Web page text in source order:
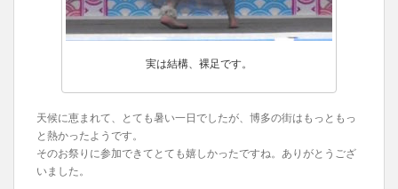
実は結構、裸足です。
天候に恵まれて、とても暑い一日でしたが、博多の街はもっともっ
と熱かったようです。
そのお祭りに参加できてとても嬉しかったですね。ありがとうござ
いました。